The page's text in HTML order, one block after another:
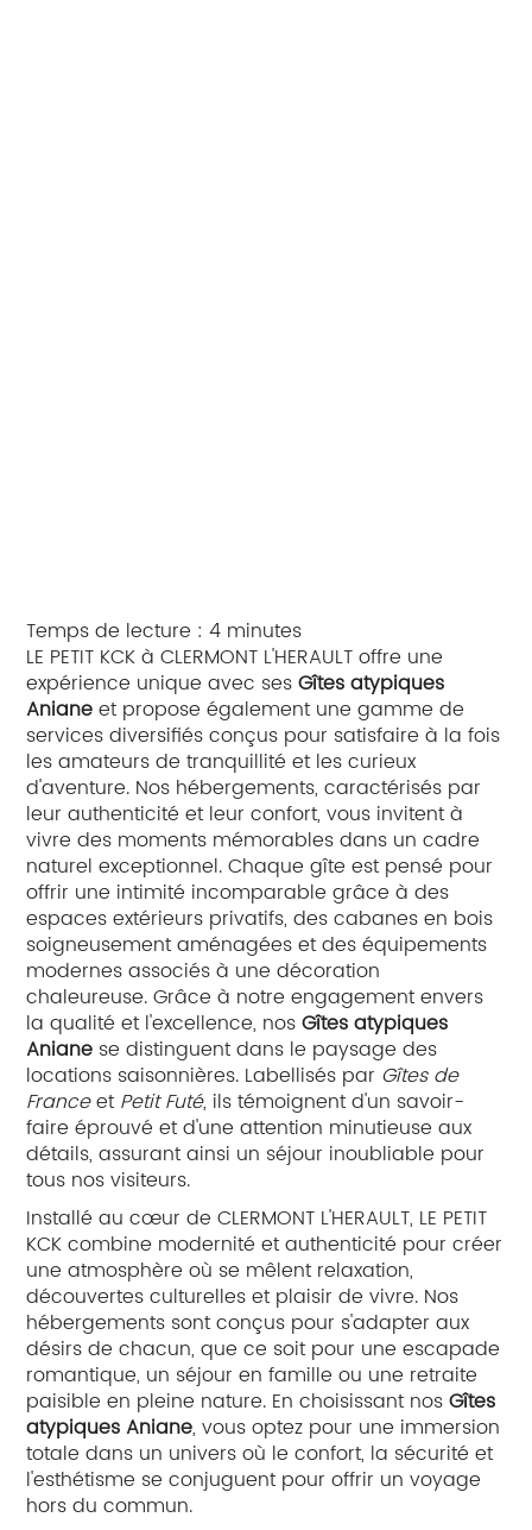
Temps de lecture : 4 minutes
LE PETIT KCK à CLERMONT L'HERAULT offre une
expérience unique avec sesGîtes atypiques
Anianeet propose également une gamme de
services diversifiés conçus pour satisfaire à la fois
les amateurs de tranquillité et les curieux
d'aventure. Nos hébergements, caractérisés par
leur authenticité et leur confort, vous invitent à
vivre des moments mémorables dans un cadre
naturel exceptionnel. Chaque gîte est pensé pour
offrir une intimité incomparable grâce à des
espaces extérieurs privatifs, des cabanes en bois
soigneusement aménagées et des équipements
modernes associés à une décoration
chaleureuse. Grâce à notre engagement envers
la qualité et l'excellence, nosGîtes atypiques
Aniane se distinguent dans le paysage des
locations saisonnières. Labellisés par Gîtes de
Franceet Petit Futé, ils témoignent d'un savoir-
faire éprouvé et d'une attention minutieuse aux
détails, assurant ainsi un séjour inoubliable pour
tous nos visiteurs.
Installé au cœur de CLERMONT L'HERAULT, LE PETIT
KCK combine modernité et authenticité pour créer
une atmosphère où se mêlent relaxation,
découvertes culturelles et plaisir de vivre. Nos
hébergements sont conçus pour s'adapter aux
désirs de chacun, que ce soit pour une escapade
romantique, un séjour en famille ou une retraite
paisible en pleine nature. En choisissant nosGîtes
atypiques Aniane, vous optez pour une immersion
totale dans un univers où le confort, la sécurité et
l'esthétisme se conjuguent pour offrir un voyage
hors du commun.